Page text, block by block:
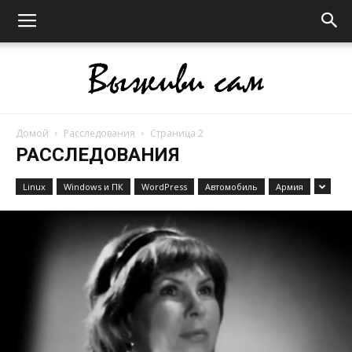
Выживи
Домой Расследования Страница 2
РАССЛЕДОВАНИЯ
Linux Windows и ПК WordPress Автомобиль Армия